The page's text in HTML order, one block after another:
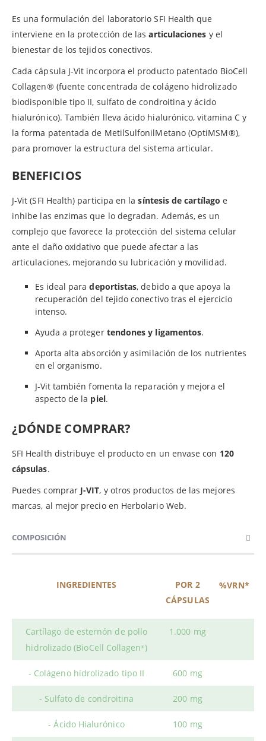
Es una formulación del laboratorio SFI Health que
interviene en la protección de lasarticulaciones y el
bienestar de los tejidos conectivos.
Cada cápsula J-Vit incorpora el producto patentado BioCell
Collagen® (fuente concentrada de colágeno hidrolizado
biodisponible tipo II, sulfato de condroitina y ácido
hialurónico). También lleva ácido hialurónico, vitamina C y
la forma patentada de MetilSulfonilMetano (OptiMSM®),
para promover la estructura del sistema articular.
BENEFICIOS
J-Vit (SFI Health) participa en lasíntesis de cartílago e
inhibe las enzimas que lo degradan. Además, es un
complejo que favorece la protección del sistema celular
ante el daño oxidativo que puede afectar a las
articulaciones, mejorando su lubricación y movilidad.
Es ideal paradeportistas, debido a que apoya la
recuperación del tejido conectivo tras el ejercicio
intenso.
Ayuda a proteger tendones y ligamentos.
Aporta alta absorción y asimilación de los nutrientes
en el organismo.
J-Vit también fomenta la reparación y mejora el
aspecto de la piel.
¿DÓNDE COMPRAR?
SFI Health distribuye el producto en un envase con 120
cápsulas.
Puedes comprar J-VIT, y otros productos de las mejores
marcas, al mejor precio en Herbolario Web.
COMPOSICIÓN
INGREDIENTES
POR 2
CÁPSULAS
%VRN*
Cartílago de esternón de pollo
hidrolizado (BioCell Collagen®)
1.000 mg
- Colágeno hidrolizado tipo II 600 mg
- Sulfato de condroitina 200 mg
- Ácido Hialurónico 100 mg